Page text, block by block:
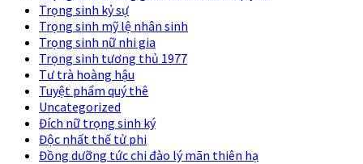
Trọng sinh kỷ sự
Trọng sinh mỹ lệ nhân sinh
Trọng sinh nữ nhi gia
Trọng sinh tương thủ 1977
Tư trà hoàng hậu
Tuyệt phẩm quý thê
Uncategorized
Đích nữ trọng sinh ký
Độc nhất thế tử phi
Đồng dưỡng tức chi đào lý mãn thiên hạ